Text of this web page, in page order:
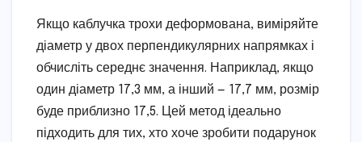
Якщо каблучка трохи деформована, виміряйте
діаметр у двох перпендикулярних напрямках і
обчисліть середнє значення. Наприклад, якщо
один діаметр 17,3 мм, а інший — 17,7 мм, розмір
буде приблизно 17,5. Цей метод ідеально
підходить для тих, хто хоче зробити подарунок